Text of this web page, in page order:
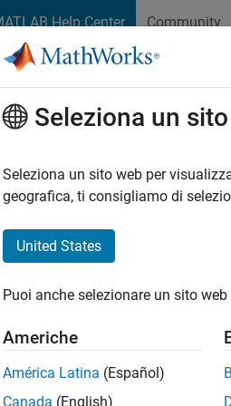
Help Center Community
della documentazione
Learning Toolbox
e della
e MANOVA
Analisi
I
della
Seleziona un
Seleziona un sito web per
geografica, ti consigliamo di
United States
Puoi anche selezionare un sito
Americhe
América Latina (Español)
Canada (English)